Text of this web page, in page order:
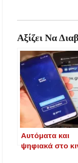
Αξίζει Να
Αυτόματα και
ψηφιακά στο